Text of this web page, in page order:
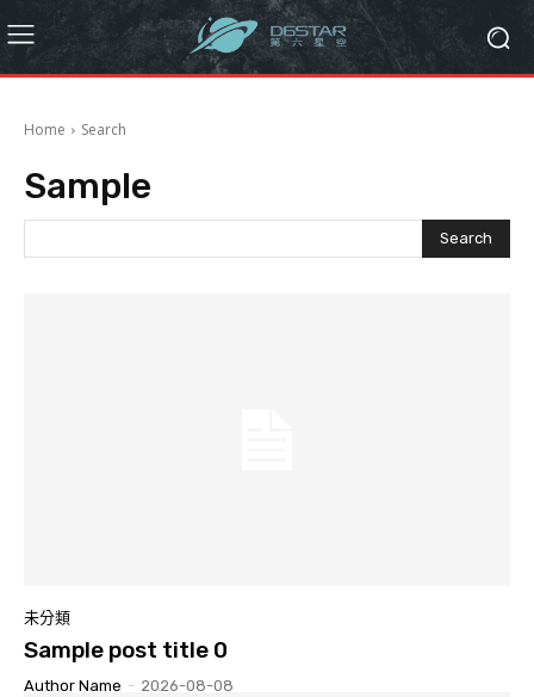
Home Search
Sample
Search
未分類
Sample post title 0
Author Name - 2026-08-08